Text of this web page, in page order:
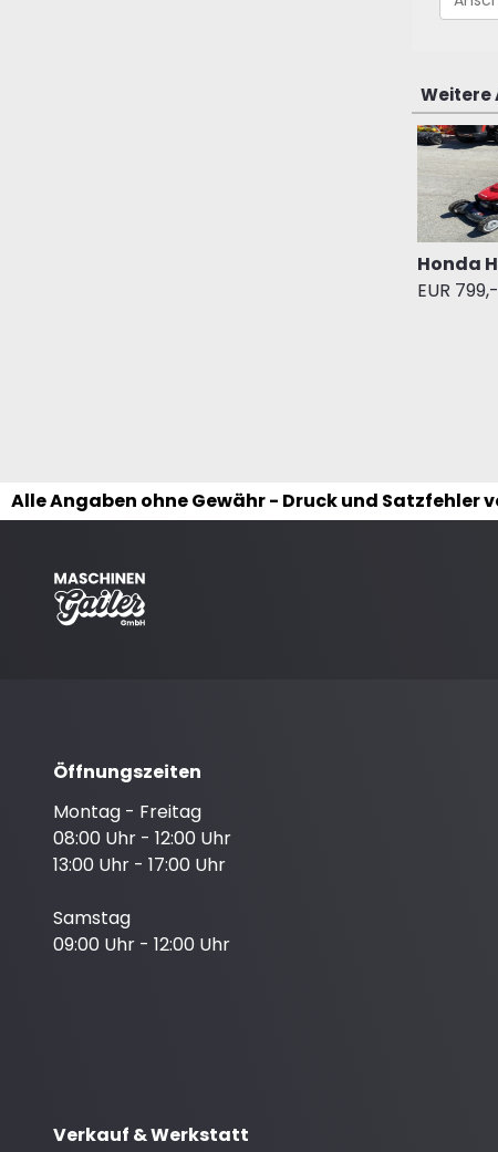
Weitere
Honda
EUR
Alle Angaben ohne Gewähr - Druck und Satzfehler
Öffnungszeiten
Montag - Freitag
08:00 Uhr - 12:00 Uhr
13:00 Uhr - 17:00 Uhr
Samstag
09:00 Uhr - 12:00 Uhr
Verkauf & Werkstatt